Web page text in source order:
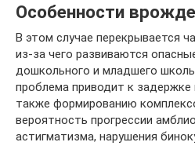
Особенности
В этом случае перекрывается
из-за чего развиваются
дошкольного и младшего
проблема приводит к задержке
также формированию
вероятность прогрессии
астигматизма, нарушения